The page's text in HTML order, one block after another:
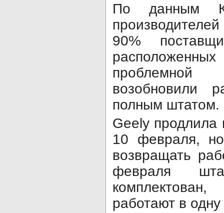
По данным
90%
возобновили
полным штатом.
Geely продлила
10 февраля,
возвращать
февраля
работают в одну